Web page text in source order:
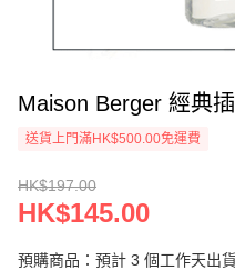
Maison Berger 經典
送貨上門滿HK$500.00免運費
HK$197.00
HK$145.00
預購商品：預計 3 個工作天出貨